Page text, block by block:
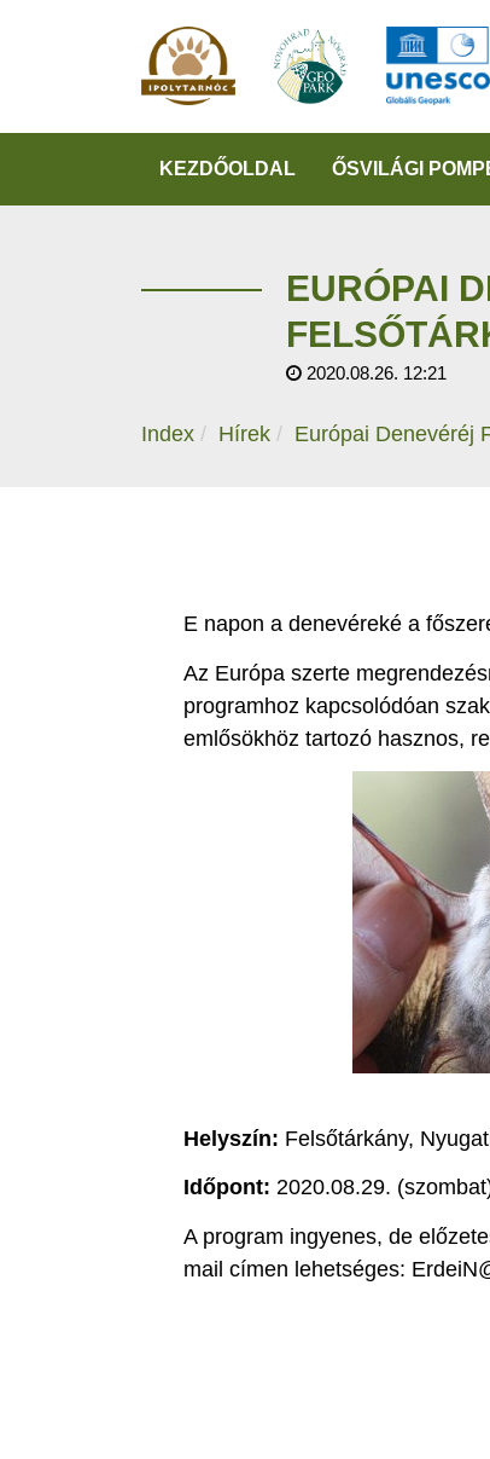
KEZDŐOLDAL ŐSVILÁGI
EURÓPAI
2020.08.26. 12:21
Index Hírek Európai Denevéréj
E napon a denevéreké a
Az Európa szerte
programhoz kapcsolódóan
emlősökhöz tartozó hasznos,
Helyszín: Felsőtárkány,
Időpont: 2020.08.29.
A program ingyenes, de
mail címen lehetséges: